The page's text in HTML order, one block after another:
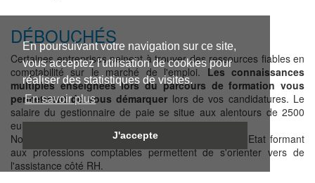
En poursuivant votre navigation sur ce site,
vous acceptez l'utilisation de cookies pour
réaliser des statistiques de visites.
En savoir plus
J'accepte
DÉBOUCHÉS
Certaines entreprises peinent à trouver des ressources fiables en
comptabilité sur le marché de l'emploi.Les connaissances
multiples enseignées lors du parcours de formation vous
permettront de vous démarquer lors de vos candidatures. Le
salaire du gestionnaire de paie se situe aux alentours de 2500
euros bruts par mois en début d'exercice.
Nota bene : de nombreux diplômes reconnus par l'Etat formant
aux professions comptables permettent de s'orienter vers de
l'assistance côté RH.